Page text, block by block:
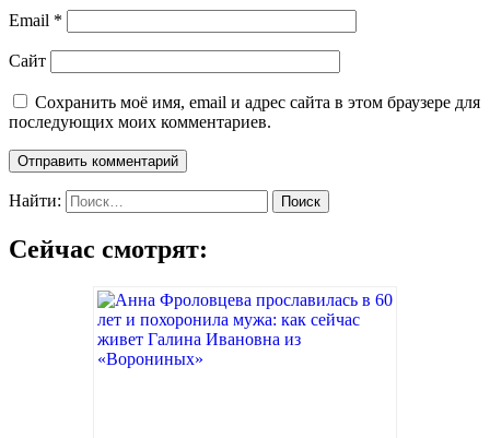
Email *
Сайт
Сохранить моё имя, email и адрес сайта в этом браузере для
последующих моих комментариев.
Найти:
Сейчас смотрят: